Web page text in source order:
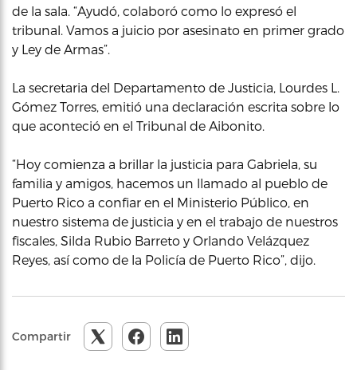
de la sala. “Ayudó, colaboró como lo expresó el
tribunal. Vamos a juicio por asesinato en primer grado
y Ley de Armas”.
La secretaria del Departamento de Justicia, Lourdes L.
Gómez Torres, emitió una declaración escrita sobre lo
que aconteció en el Tribunal de Aibonito.
“Hoy comienza a brillar la justicia para Gabriela, su
familia y amigos, hacemos un llamado al pueblo de
Puerto Rico a confiar en el Ministerio Público, en
nuestro sistema de justicia y en el trabajo de nuestros
fiscales, Silda Rubio Barreto y Orlando Velázquez
Reyes, así como de la Policía de Puerto Rico”, dijo.
Compartir